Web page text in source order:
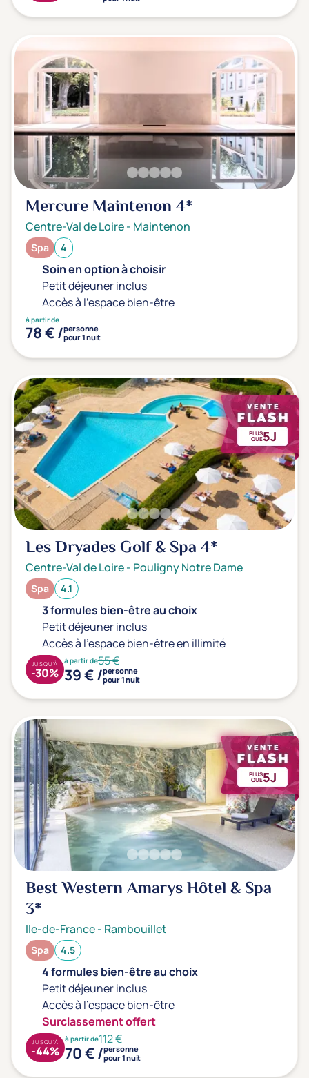
Mercure Maintenon4*
Centre-Val de Loire- Maintenon
Spa 4
Soin en option à choisir
Petit déjeuner inclus
Accès à l'espace bien-être
à partir de
78 € /personne
pour 1 nuit
PLUS
QUE5J
Les Dryades Golf & Spa4*
Centre-Val de Loire- Pouligny Notre Dame
Spa 4.1
3 formules bien-être au choix
Petit déjeuner inclus
Accès à l'espace bien-être en illimité
à partir de55 €
39 € /personne
pour 1 nuit
JUSQU'À
-30%
PLUS
QUE5J
Best Western Amarys Hôtel & Spa
3*
Ile-de-France- Rambouillet
Spa 4.5
4 formules bien-être au choix
Petit déjeuner inclus
Accès à l'espace bien-être
Surclassement offert
à partir de112 €
70 € /personne
pour 1 nuit
JUSQU'À
-44%